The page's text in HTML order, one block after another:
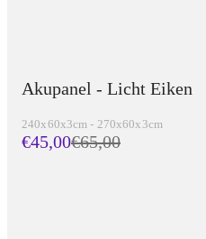
Akupanel - Licht Eiken
240x60x3cm - 270x60x3cm
€45,00€65,00